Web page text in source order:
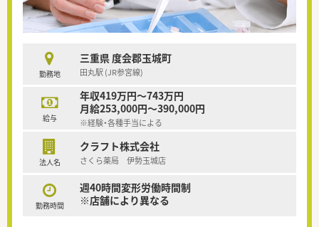
勤務地
三重県 度会郡玉城町
田丸駅 (JR参宮線)
給与
年収419万円～743万円
月給253,000円～390,000円
※経験・各種手当による
法人名
クラフト株式会社
さくら薬局 伊勢玉城店
勤務時間
週40時間変形労働時間制
※店舗により異なる